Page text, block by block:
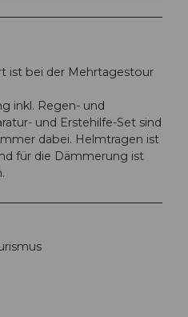
ist bei der Mehrtagestour
inkl. Regen- und
und Erstehilfe-Set sind
dabei. Helmtragen ist
für die Dämmerung ist